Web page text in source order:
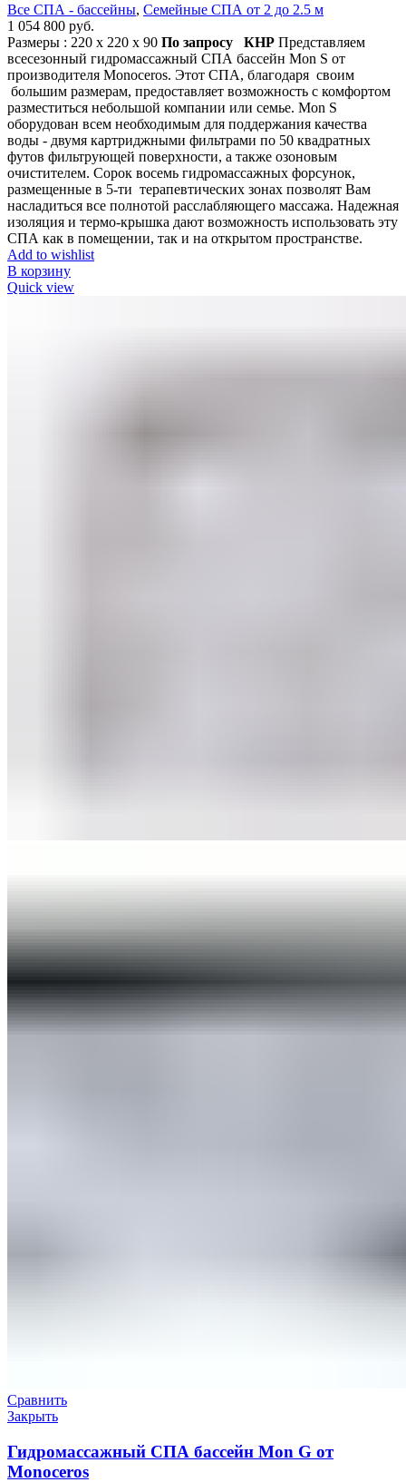
Все СПА - бассейны, Семейные СПА от 2 до 2.5 м
1 054 800 руб.
Размеры : 220 x 220 х 90 По запросу КНР Представляем
всесезонный гидромассажный СПА бассейн Mon S от
производителя Monoceros. Этот СПА, благодаря своим
большим размерам, предоставляет возможность с комфортом
разместиться небольшой компании или семье. Mon S
оборудован всем необходимым для поддержания качества
воды - двумя картриджными фильтрами по 50 квадратных
футов фильтрующей поверхности, а также озоновым
очистителем. Сорок восемь гидромассажных форсунок,
размещенные в 5-ти терапевтических зонах позволят Вам
насладиться все полнотой расслабляющего массажа. Надежная
изоляция и термо-крышка дают возможность использовать эту
СПА как в помещении, так и на открытом пространстве.
Add to wishlist
В корзину
Quick view
Сравнить
Закрыть
Гидромассажный СПА бассейн Mon G от
Monoceros